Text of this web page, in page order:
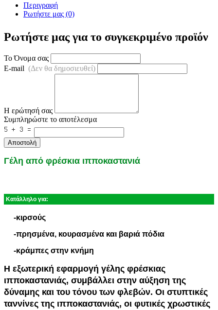
Περιγραφή
Ρωτήστε μας (0)
Ρωτήστε μας για το συγκεκριμένο προϊόν
Το Όνομα σας
E-mail (Δεν θα δημοσιευθεί)
Η ερώτησή σας
Συμπληρώστε το αποτέλεσμα
Αποστολή
Γέλη από φρέσκια ιπποκαστανιά
Κατάλληλο για:
-κιρσούς
-πρησμένα, κουρασμένα και βαριά πόδια
-κράμπες στην κνήμη
Η εξωτερική εφαρμογή γέλης φρέσκιας
ιπποκαστανιάς, συμβάλλει στην αύξηση της
δύναμης και του τόνου των φλεβών. Οι στυπτικές
ταννίνες της ιπποκαστανιάς, οι φυτικές χρωστικές